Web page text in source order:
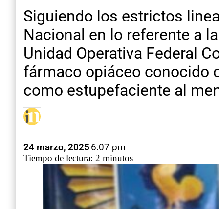
Siguiendo los estrictos
Nacional en lo referente a
Unidad Operativa Federal
fármaco opiáceo conocido
como estupefaciente al
24 marzo, 2025 6:07 pm
Tiempo de lectura: 2 minutos